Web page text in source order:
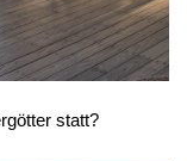
statt?